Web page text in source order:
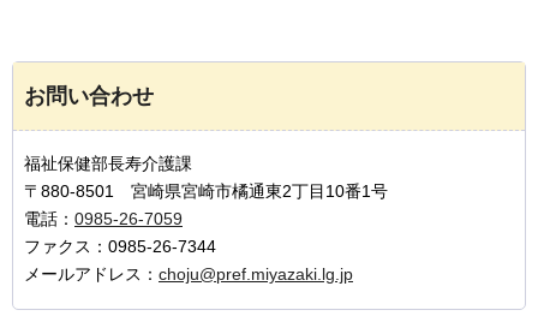
お問い合わせ
福祉保健部長寿介護課
〒880-8501 宮崎県宮崎市橘通東2丁目10番1号
電話： 0985-26-7059
ファクス：0985-26-7344
メールアドレス： choju@pref.miyazaki.lg.jp